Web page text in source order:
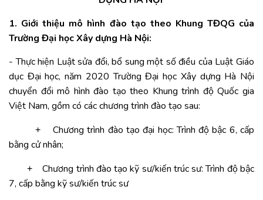
1. Giới thiệu mô hình đào tạo theo Khung TĐQG của
Trường Đại học Xây dựng Hà Nội:
- Thực hiện Luật sửa đổi, bổ sung một số điều của Luật Giáo
dục Đại học, năm 2020 Trường Đại học Xây dựng Hà Nội
chuyển đổi mô hình đào tạo theo Khung trình độ Quốc gia
Việt Nam, gồm có các chương trình đào tạo sau:
Chương trình đào tạo đại học: Trình độ bậc 6, cấp
bằng cử nhân;
Chương trình đào tạo kỹ sư/kiến trúc sư: Trình độ bậc
7, cấp bằng kỹ sư/kiến trúc sư